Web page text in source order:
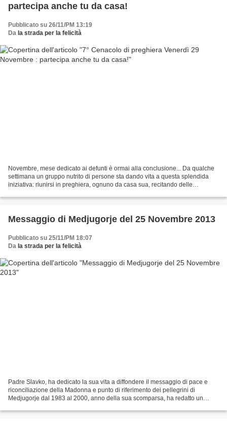
partecipa anche tu da casa!
Pubblicato su 26/11/PM 13:19
Da la strada per la felicità
Novembre, mese dedicato ai defunti è ormai alla conclusione... Da qualche
settimana un gruppo nutrito di persone sta dando vita a questa splendida
iniziativa: riunirsi in preghiera, ognuno da casa sua, recitando delle
Messaggio di Medjugorje del 25 Novembre 2013
Pubblicato su 25/11/PM 18:07
Da la strada per la felicità
Padre Slavko, ha dedicato la sua vita a diffondere il messaggio di pace e
riconciliazione della Madonna e punto di riferimento dei pellegrini di
Medjugorje dal 1983 al 2000, anno della sua scomparsa, ha redatto un